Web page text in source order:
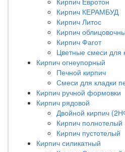
Кирпич КЕРАМБУД
Кирпич Литос
Кирпич
Кирпич Фагот
Цветные смеси для
Кирпич огнеупорный
Печной кирпич
Смеси для кладки
Кирпич ручной формовки
Кирпич рядовой
Двойной кирпич
Кирпич полнотелый
Кирпич пустотелый
Кирпич силикатный